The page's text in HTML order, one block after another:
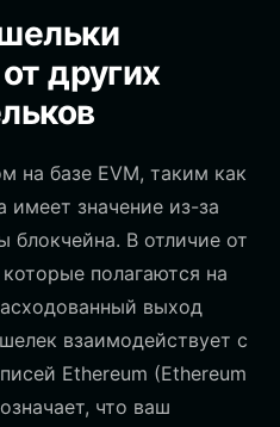
других
на базе EVM, таким как
имеет значение из-за
блокчейна. В отличие от
полагаются на
выход
взаимодействует с
Ethereum (Ethereum
что ваш